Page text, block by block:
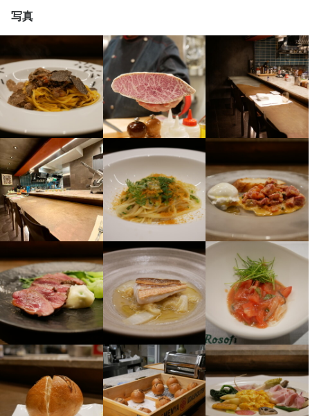
写真
・医師
・文化人
・各分野の専門家
など、落ち着いた顧客層の方々です。
単なるマニュアル接客ではなく、
相手を見て考えながら動くサービスを身につけることができま
す。
【料理・ワイン・空間を総合的に学べる】
当店では、
料理だけではなく、
・ワイン
・食器
・空間づくり
・会話の距離感
高級店特有の細かなサービス感覚を学ぶことができます。
これ以上ない経験になるはずです。
【「従業員」ではなく、将来の中核人材として迎えます】
私たちは
ただ人手を補充したいわけではありません。
・料理長
・店長
・独立
・自分の店を持つ
といった道を本気で考えている方と、
長期的な関係を築きたいと考えています。
小規模な店舗だからこそ、
仕込みから営業、仕入れ、原価管理、顧客対応まで、
店舗運営のすべてを実践的に経験できます。
【各界のプロフェッショナルが集う、特別な顧客層】
当店には
【小規模店だからこそ、成長スピードが早い】
当店では、
仕込み・営業・食材管理・サービスとの連携まで、
店舗全体を近い距離で経験できます。
大規模店のように分業化されすぎていないため、
実践的な力を身につけやすい環境です。
【各界のプロフェッショナルが集う環境】
経営者、投資家、文化人など、
さまざまなお客様が来店されます。
料理だけでなく、
社会人としての視野や価値観を広げられる環境でもあります。
【努力と姿勢をしっかり評価します】
少人数のチームだからこそ、
一人ひとりの仕事が店舗の品質に直結します。
経験年数だけではなく、
技術を学ぶ姿勢や責任感を重視しています。
・医師
・文化人
・各分野の専門家
など、落ち着いた顧客層の方々です。
単なるマニュアル接客ではなく、
相手を見て考えながら動くサービスを身につけることができま
す。
【料理・ワイン・空間を総合的に学べる】
当店では、
料理だけではなく、
・ワイン
・食器
・空間づくり
・会話の距離感
高級店特有の細かなサービス感覚を学ぶことができます。
【小規模店だからこそ、成長スピードが早い】
当店では、
仕込み・営業・食材管理・サービスとの連携まで、
店舗全体を近い距離で経験できます。
大規模店のように分業化されすぎていないため、
実践的な力を身につけやすい環境です。
【各界のプロフェッショナルが集う環境】
経営者、投資家、文化人など、
さまざまなお客様が来店されます。
料理だけでなく、
社会人としての視野や価値観を広げられる環境でもあります。
【努力と姿勢をしっかり評価します】
少人数のチームだからこそ、
一人ひとりの仕事が店舗の品質に直結します。
経験年数だけではなく、
技術を学ぶ姿勢や責任感を重視しています。